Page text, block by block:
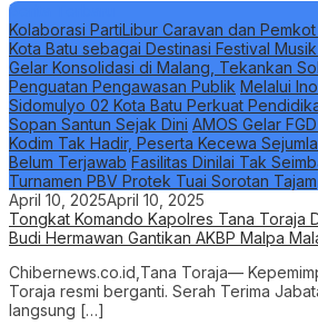
Berita Terbaru
Kolaborasi PartiLibur Caravan dan
Kota Batu sebagai Destinasi Festival
Gelar Konsolidasi di Malang, Tekankan
Penguatan Pengawasan Publik Melalui
Sidomulyo 02 Kota Batu Perkuat
Sopan Santun Sejak Dini AMOS Gelar
Kodim Tak Hadir, Peserta Kecewa
Belum Terjawab Fasilitas Dinilai Tak
Turnamen PBV Protek Tuai Sorotan Tajam
April 10, 2025April 10, 2025
Tongkat Komando Kapolres Tana Toraja
Budi Hermawan Gantikan AKBP Malpa
Chibernews.co.id,Tana Toraja—
Toraja resmi berganti. Serah Terima
langsung […]